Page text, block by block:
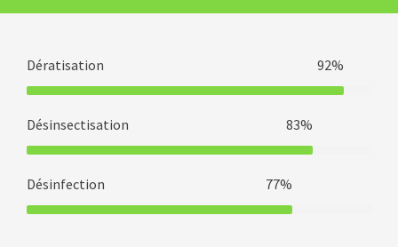
Dératisation 92%
Désinsectisation 83%
Désinfection 77%